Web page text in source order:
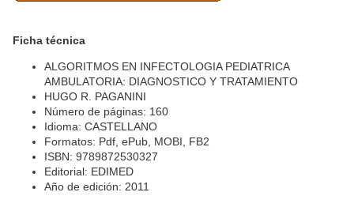
Ficha técnica
ALGORITMOS EN INFECTOLOGIA PEDIATRICA
AMBULATORIA: DIAGNOSTICO Y TRATAMIENTO
HUGO R. PAGANINI
Número de páginas: 160
Idioma: CASTELLANO
Formatos: Pdf, ePub, MOBI, FB2
ISBN: 9789872530327
Editorial: EDIMED
Año de edición: 2011